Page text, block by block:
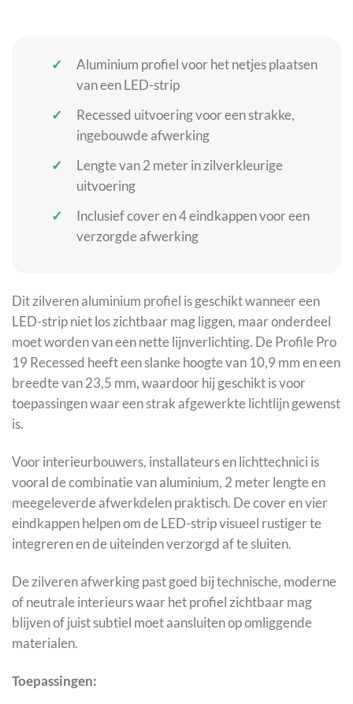
Aluminium profiel voor het netjes plaatsen
van een LED-strip
Recessed uitvoering voor een strakke,
ingebouwde afwerking
Lengte van 2 meter in zilverkleurige
uitvoering
Inclusief cover en 4 eindkappen voor een
verzorgde afwerking
Dit zilveren aluminium profiel is geschikt wanneer een
LED-strip niet los zichtbaar mag liggen, maar onderdeel
moet worden van een nette lijnverlichting. De Profile Pro
19 Recessed heeft een slanke hoogte van 10,9 mm en een
breedte van 23,5 mm, waardoor hij geschikt is voor
toepassingen waar een strak afgewerkte lichtlijn gewenst
is.
Voor interieurbouwers, installateurs en lichttechnici is
vooral de combinatie van aluminium, 2 meter lengte en
meegeleverde afwerkdelen praktisch. De cover en vier
eindkappen helpen om de LED-strip visueel rustiger te
integreren en de uiteinden verzorgd af te sluiten.
De zilveren afwerking past goed bij technische, moderne
of neutrale interieurs waar het profiel zichtbaar mag
blijven of juist subtiel moet aansluiten op omliggende
materialen.
Toepassingen: